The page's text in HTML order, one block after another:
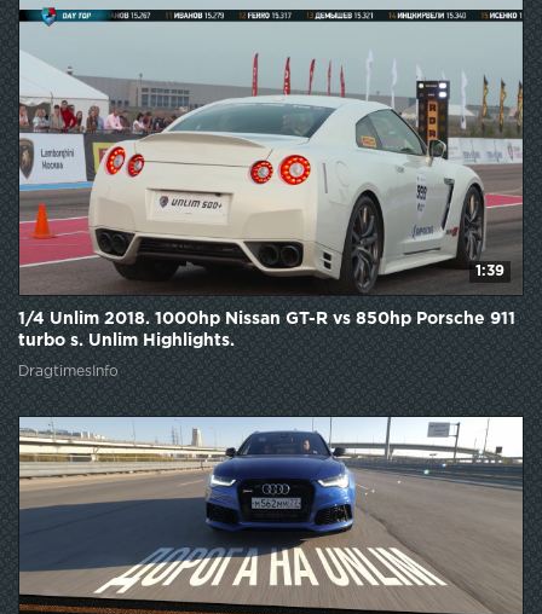
1:39
1/4 Unlim 2018. 1000hp Nissan GT-R vs 850hp Porsche 911
turbo s. Unlim Highlights.
DragtimesInfo